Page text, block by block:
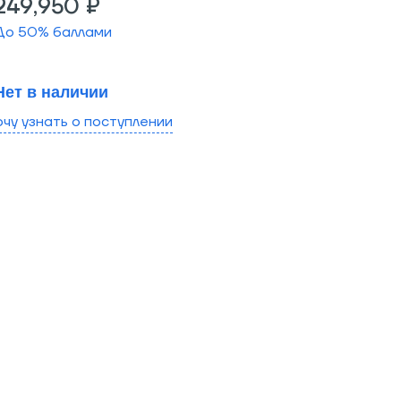
₽
50% баллами
в наличии
узнать о поступлении